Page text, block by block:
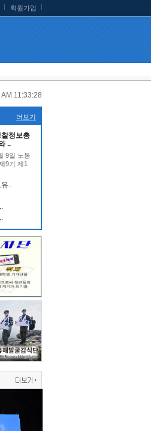
회원가입
AM 11:33:28
더보기
찰정보총
..
9일 노동
9기 제1
..